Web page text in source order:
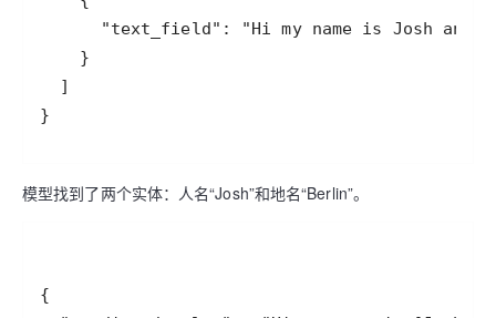
}
模型找到了两个实体：人名“Josh”和地名“Berlin”。